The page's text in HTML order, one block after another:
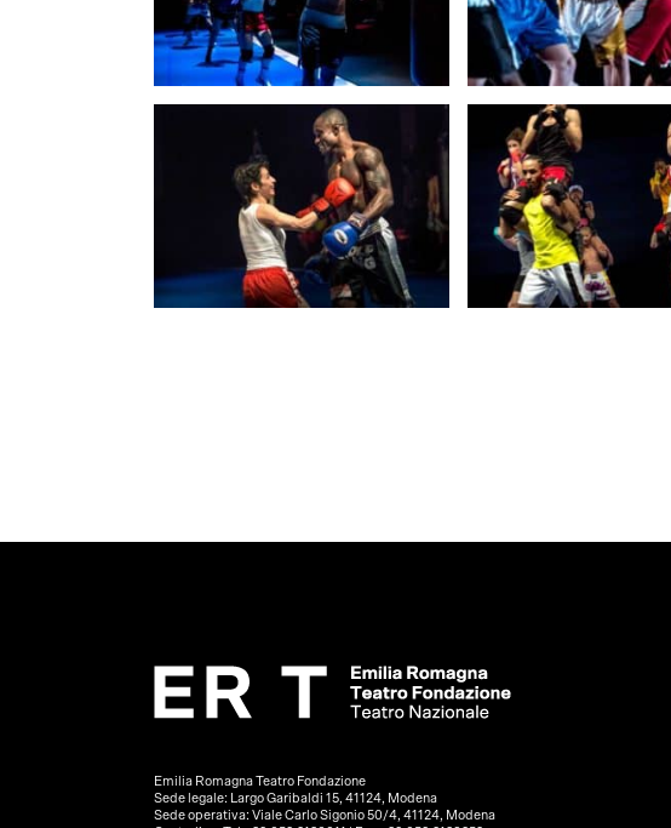
Emilia Romagna Teatro Fondazione
Sede legale: Largo Garibaldi 15, 41124, Modena
Sede operativa: Viale Carlo Sigonio 50/4, 41124, Modena